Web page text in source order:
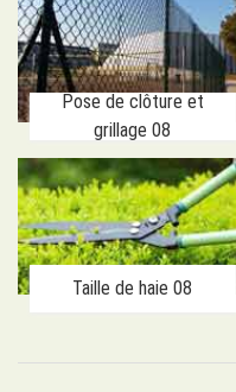
Pose de clôture et
grillage 08
Taille de haie 08